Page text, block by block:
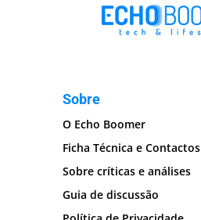
Sobre
O Echo Boomer
Ficha Técnica e Contactos
Sobre críticas e análises
Guia de discussão